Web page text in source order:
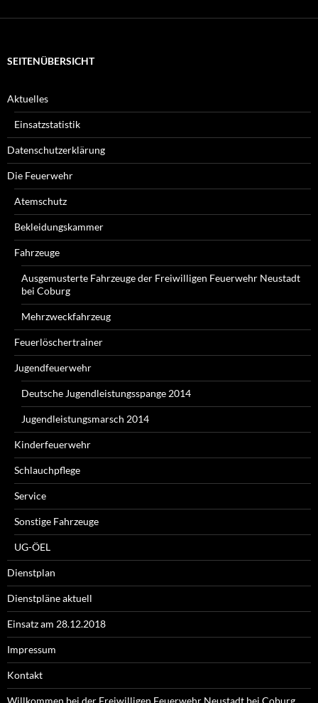
SEITENÜBERSICHT
Aktuelles
Einsatzstatistik
Datenschutzerklärung
Die Feuerwehr
Atemschutz
Bekleidungskammer
Fahrzeuge
Ausgemusterte Fahrzeuge der Freiwilligen Feuerwehr Neustadt
bei Coburg
Mehrzweckfahrzeug
Feuerlöschertrainer
Jugendfeuerwehr
Deutsche Jugendleistungsspange 2014
Jugendleistungsmarsch 2014
Kinderfeuerwehr
Schlauchpflege
Service
Sonstige Fahrzeuge
UG-ÖEL
Dienstplan
Dienstpläne aktuell
Einsatz am 28.12.2018
Impressum
Kontakt